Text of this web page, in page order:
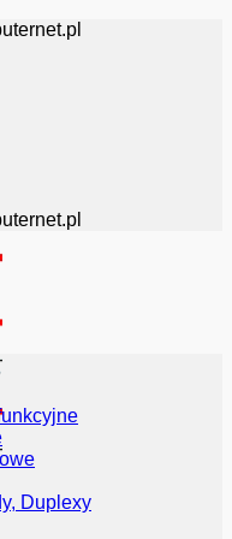
Duplexy